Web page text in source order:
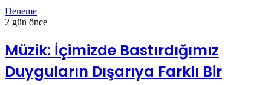
Deneme
2 gün önce
Müzik: İçimizde Bastırdığımız
Duyguların Dışarıya Farklı Bir